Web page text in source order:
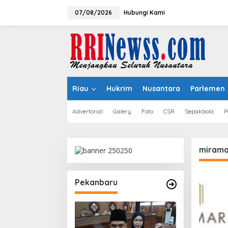
07/08/2026 Hubungi Kami
Riau Hukrim Nusantara Parlemen
Advertorial Galery Foto CSR Sepakbola
Pekanbaru